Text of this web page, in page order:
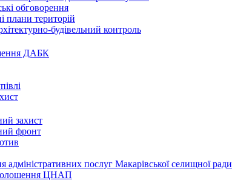
обговорення
плани територій
будівельний контроль
ДАБК
захист
фронт
адміністративних послуг Макарівської селищної ради
ЦНАП